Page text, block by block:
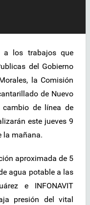
a los trabajos que
del Gobierno
la Comisión
de Nuevo
cambio de línea de
este jueves 9
la mañana.
aproximada de 5
agua potable a las
e INFONAVIT
presión del vital